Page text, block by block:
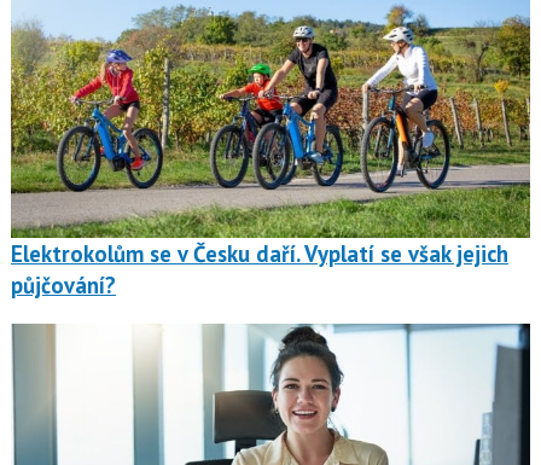
Elektrokolům se v Česku daří. Vyplatí se však jejich
půjčování?